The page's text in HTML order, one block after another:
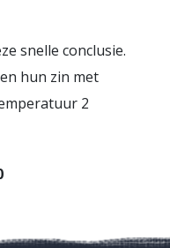
snelle conclusie.
hun zin met
2